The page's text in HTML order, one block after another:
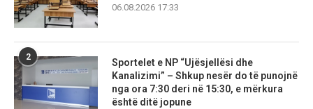
06.08.2026 17:33
2
Sportelet e NP “Ujësjellësi dhe
Kanalizimi” – Shkup nesër do të punojnë
nga ora 7:30 deri në 15:30, e mërkura
është ditë jopune